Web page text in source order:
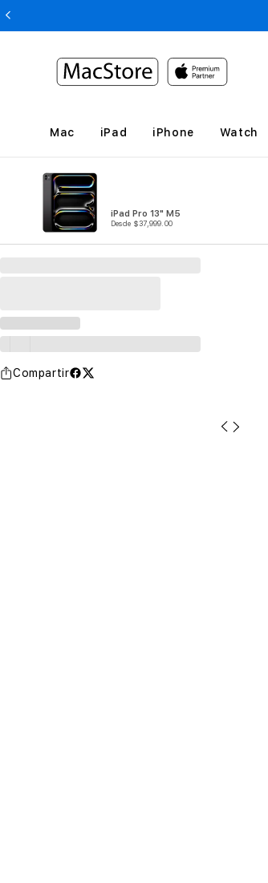
Mac iPad iPhone Watch
iPad Pro 13" M5
Desde $37,999.00
Compartir